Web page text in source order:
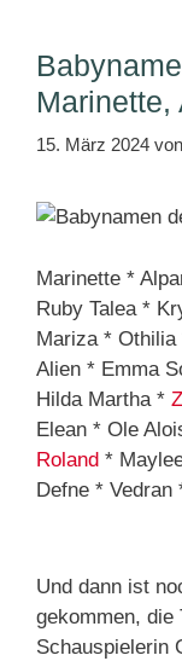
15. März 2024 von
Marinette *
Ruby Talea *
Mariza * Othilia
Alien * Emma
Hilda Martha *
Elean * Ole
Roland *
Defne * Vedran
Und dann ist
gekommen, die
Schauspielerin